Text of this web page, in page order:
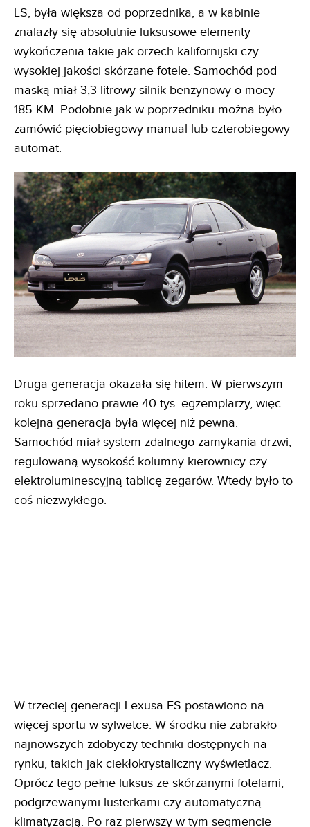
LS, była większa od poprzednika, a w kabinie
znalazły się absolutnie luksusowe elementy
wykończenia takie jak orzech kalifornijski czy
wysokiej jakości skórzane fotele. Samochód pod
maską miał 3,3-litrowy silnik benzynowy o mocy
185 KM. Podobnie jak w poprzedniku można było
zamówić pięciobiegowy manual lub czterobiegowy
automat.
Druga generacja okazała się hitem. W pierwszym
roku sprzedano prawie 40 tys. egzemplarzy, więc
kolejna generacja była więcej niż pewna.
Samochód miał system zdalnego zamykania drzwi,
regulowaną wysokość kolumny kierownicy czy
elektroluminescyjną tablicę zegarów. Wtedy było to
coś niezwykłego.
W trzeciej generacji Lexusa ES postawiono na
więcej sportu w sylwetce. W środku nie zabrakło
najnowszych zdobyczy techniki dostępnych na
rynku, takich jak ciekłokrystaliczny wyświetlacz.
Oprócz tego pełne luksus ze skórzanymi fotelami,
podgrzewanymi lusterkami czy automatyczną
klimatyzacją. Po raz pierwszy w tym segmencie